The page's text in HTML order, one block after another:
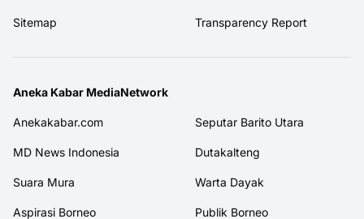
Sitemap Transparency Report
Aneka Kabar MediaNetwork
Anekakabar.com Seputar Barito Utara
MD News Indonesia Dutakalteng
Suara Mura Warta Dayak
Aspirasi Borneo Publik Borneo